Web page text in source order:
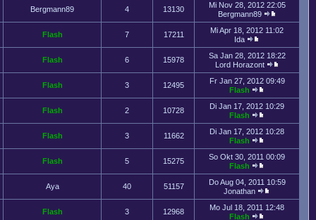
Bergmann89 4 13130
Mi Nov 28, 2012 22:05
Bergmann89
Flash 7 17211
Mi Apr 18, 2012 11:02
Ida
Flash 6 15978
Sa Jan 28, 2012 18:22
Lord Horazont
Flash 3 12495
Fr Jan 27, 2012 09:49
Flash
Flash 2 10728
Di Jan 17, 2012 10:29
Flash
Flash 3 11662
Di Jan 17, 2012 10:28
Flash
Flash 5 15275
So Okt 30, 2011 00:09
Flash
Aya 40 51157
Do Aug 04, 2011 10:59
Jonathan
Flash 3 12968
Mo Jul 18, 2011 12:48
Flash